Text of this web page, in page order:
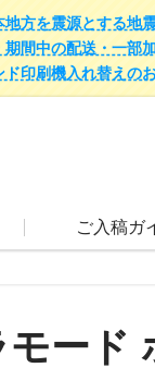
地方を震源とする地
期間中の配送・一部
ド印刷機入れ替えの
ご入稿ガ
モード